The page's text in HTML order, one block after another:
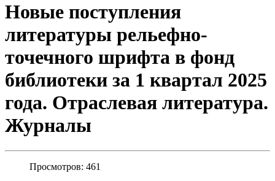
Новые поступления
литературы рельефно-
точечного шрифта в фонд
библиотеки за 1 квартал 2025
года. Отраслевая литература.
Журналы
Просмотров: 461